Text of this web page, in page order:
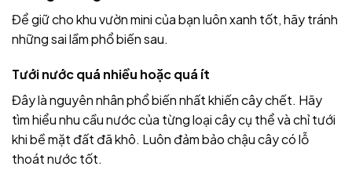
Để giữ cho khu vườn mini của bạn luôn xanh tốt, hãy tránh
những sai lầm phổ biến sau.
Tưới nước quá nhiều hoặc quá ít
Đây là nguyên nhân phổ biến nhất khiến cây chết. Hãy
tìm hiểu nhu cầu nước của từng loại cây cụ thể và chỉ tưới
khi bề mặt đất đã khô. Luôn đảm bảo chậu cây có lỗ
thoát nước tốt.